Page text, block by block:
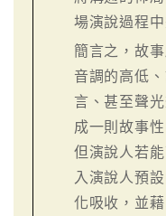
場演說過程
簡言之，故
音調的高低
言、甚至聲
成一則故事
但演說人若
入演說人預
化吸收，並